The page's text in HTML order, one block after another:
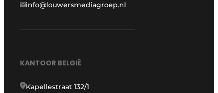
info@louwersmediagroep.nl
KANTOOR BELGIË
Kapellestraat 132/1